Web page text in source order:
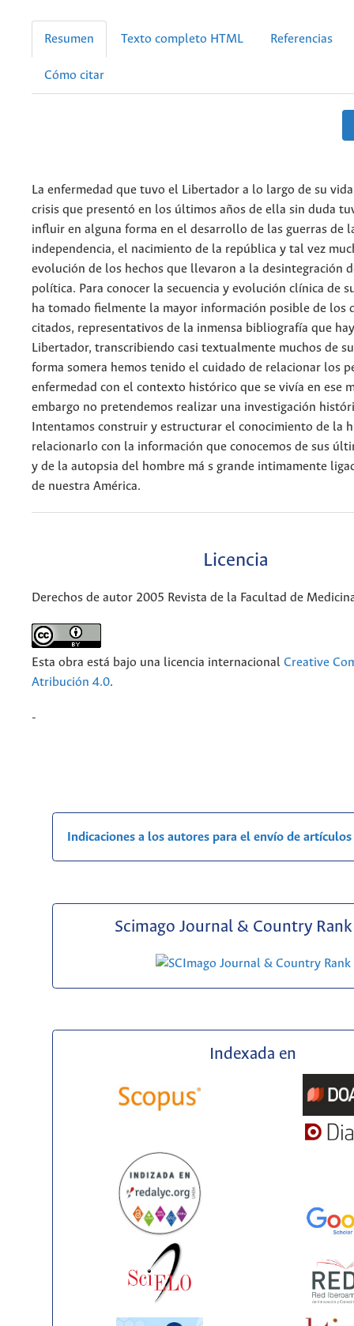
Resumen Texto completo HTML Referencias
Cómo citar
La enfermedad que tuvo el Libertador a lo largo de su
crisis que presentó en los últimos años de ella sin duda
influir en alguna forma en el desarrollo de las guerras de
independencia, el nacimiento de la república y tal vez
evolución de los hechos que llevaron a la desintegración
política. Para conocer la secuencia y evolución clínica de
ha tomado fielmente la mayor información posible de los
citados, representativos de la inmensa bibliografía que
Libertador, transcribiendo casi textualmente muchos de
forma somera hemos tenido el cuidado de relacionar los
enfermedad con el contexto histórico que se vivía en ese
embargo no pretendemos realizar una investigación
Intentamos construir y estructurar el conocimiento de la
relacionarlo con la información que conocemos de sus
y de la autopsia del hombre má s grande intimamente
de nuestra América.
Licencia
Derechos de autor 2005 Revista de la Facultad de
Esta obra está bajo una licencia internacional Creative
Atribución 4.0.
-
Indicaciones a los autores para el envío de artículos
Scimago Journal & Country Rank
Indexada en